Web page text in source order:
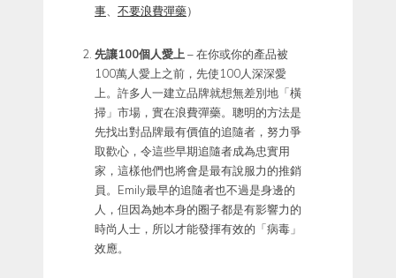
事
不要浪費彈藥）
先讓100個人愛上 – 在你或你的產品被
100萬人愛上之前，先使100人深深愛
上。許多人一建立品牌就想無差別地「橫
掃」市場，實在浪費彈藥。聰明的方法是
先找出對品牌最有價值的追隨者，努力爭
取歡心，令這些早期追隨者成為忠實用
家，這樣他們也將會是最有說服力的推銷
員。Emily最早的追隨者也不過是身邊的
人，但因為她本身的圈子都是有影響力的
時尚人士，所以才能發揮有效的「病毒」
效應。